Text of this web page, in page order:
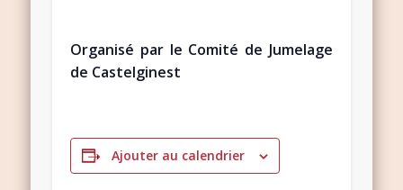
Organisé par le Comité de Jumelage
de Castelginest
Ajouter au calendrier